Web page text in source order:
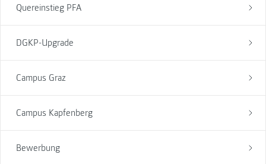
Quereinstieg PFA
DGKP-Upgrade
Campus Graz
Campus Kapfenberg
Bewerbung